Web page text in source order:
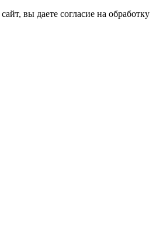
вы даете согласие на обработку